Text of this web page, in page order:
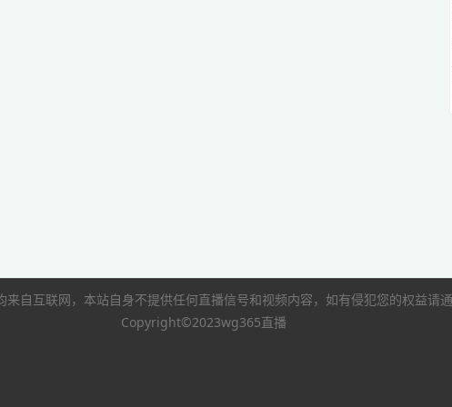
自互联网，本站自身不提供任何直播信号和视频内容，如有侵犯您的权益请
Copyright©2023wg365直播